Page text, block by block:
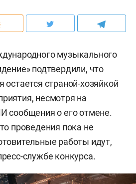
музыкального
подтвердили, что
остается страной-хозяйкой
несмотря на
сообщения о его отмене.
проведения пока не
работы идут,
службе конкурса.